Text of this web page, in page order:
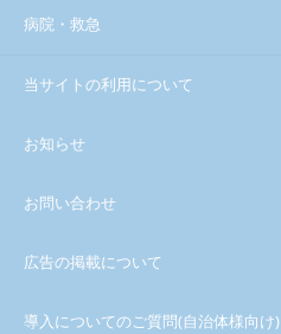
病院・救急
当サイトの利用について
お知らせ
お問い合わせ
広告の掲載について
導入についてのご質問(自治体様向け)